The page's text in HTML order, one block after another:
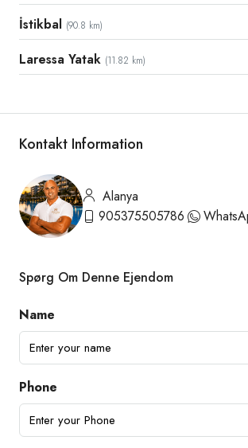
İstikbal (90.8 km)
Laressa Yatak (11.82 km)
Kontakt Information
Alanya
905375505786
Spørg Om Denne Ejendom
Name
Phone